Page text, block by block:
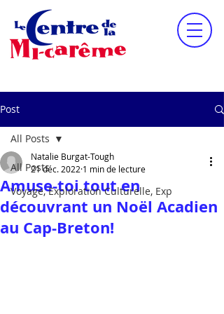
Post
All Posts
Voyage, Exploration Culturelle, Exp
All Posts
Amuse-toi tout en
découvrant un Noël Acadien
au Cap-Breton!
Natalie Burgat-Tough
21 déc. 2022 1 min de lecture